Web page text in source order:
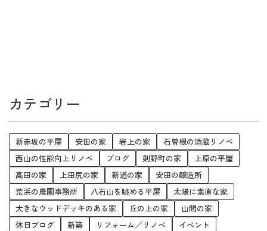
カテゴリー
新赤坂の平屋 安田の家 岩上の家
石曽根の酒蔵リノベ
西山の性能向上リノベ
ブログ 剣野町の家
上原の平屋
高田の家
上田尻の家 新道の家
安田の醸造所
荒浜の農園事務所
八石山を眺める平屋
太陽に素直な家
大きなウッドデッキのある家
丘の上の家
山間の家
休日ブログ
新築 リフォーム／リノベ
イベント